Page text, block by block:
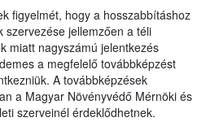
figyelmét, hogy a hosszabbításhoz
szervezése jellemzően a téli
miatt nagyszámú jelentkezés
a megfelelő továbbképzést
A továbbképzések
a Magyar Növényvédő Mérnöki és
szerveinél érdeklődhetnek.